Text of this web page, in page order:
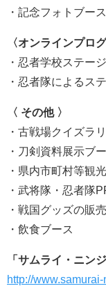
・記念フォトブース
〈オンラインプロ
・忍者学校ステー
・忍者隊によるス
〈 その他 〉
・古戦場クイズラ
・刀剣資料展示ブ
・県内市町村等観
・武将隊・忍者隊
・戦国グッズの販売
・飲食ブース
「サムライ・ニン
http://